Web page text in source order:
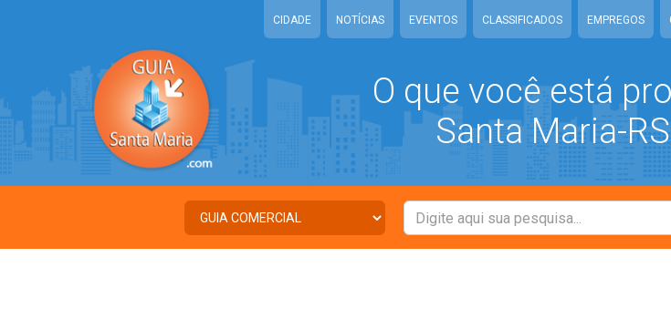
CIDADE NOTÍCIAS EVENTOS CLASSIFICADOS EMPREGOS
O que você está
Santa Maria-